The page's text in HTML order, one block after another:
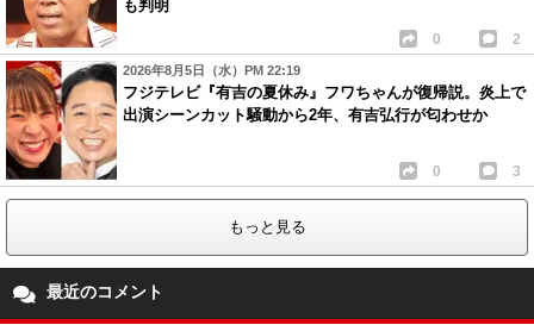
も判明
0 2
2026年8月5日（水）PM 22:19
フジテレビ『有吉の夏休み』フワちゃんが復帰説。炎上で
出演シーンカット騒動から2年、有吉弘行が匂わせか
0 3
もっと見る
最近のコメント